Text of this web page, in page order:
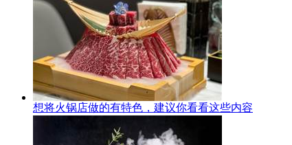
想将火锅店做的有特色，建议你看看这些内容